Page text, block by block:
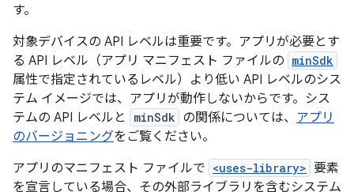
す。
対象デバイスの API レベルは重要です。アプリが必要とす
る API レベル（アプリ マニフェスト ファイルの minSdk
属性で指定されているレベル）より低い API レベルのシス
テム イメージでは、アプリが動作しないからです。シス
テムの API レベルと
minSdk の関係については、 アプリ
のバージョニングをご覧ください。
アプリのマニフェスト ファイルで <uses-library> 要素
を宣言している場合、その外部ライブラリを含むシステム